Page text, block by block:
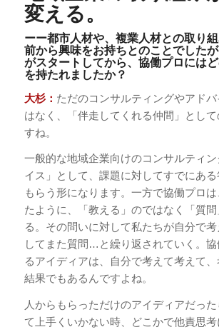
変える。
ーー都市人材や、複業人材との取り
前から興味をお持ちとのことでした
がスタートしてから、協働プロには
を持たれましたか？
大杉： ただのコンサルティングやアド
はなく、「伴走してくれる仲間」とし
すね。
一般的な地域企業向けのコンサルティ
イス」として、課題に対してすでにあ
もらう形になります。一方で協働プロ
たように、「教える」のではなく「質
る。その問いに対して私たちが自分で
してまた質問…と繰り返されていく。
るアイディアは、自分で考えて考えて
結果でもあるんですよね。
人からもらっただけのアイディアだっ
て上手くいかない時、どこかで他責思考